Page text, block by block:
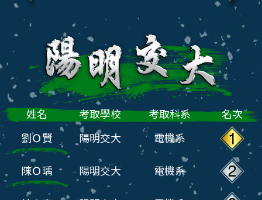
姓名 考取學校 考取科系 名次
劉Ｏ賢 陽明交大 電機系
陳Ｏ瑀 陽明交大 電機系